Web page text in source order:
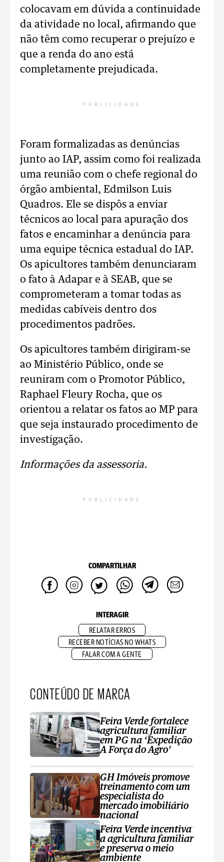
colocavam em dúvida a continuidade
da atividade no local, afirmando que
não têm como recuperar o prejuízo e
que a renda do ano está
completamente prejudicada.
PUBLICIDADE
Foram formalizadas as denúncias
junto ao IAP, assim como foi realizada
uma reunião com o chefe regional do
órgão ambiental, Edmilson Luis
Quadros. Ele se dispôs a enviar
técnicos ao local para apuração dos
fatos e encaminhar a denúncia para
uma equipe técnica estadual do IAP.
Os apicultores também denunciaram
o fato à Adapar e à SEAB, que se
comprometeram a tomar todas as
medidas cabíveis dentro dos
procedimentos padrões.
Os apicultores também dirigiram-se
ao Ministério Público, onde se
reuniram com o Promotor Público,
Raphael Fleury Rocha, que os
orientou a relatar os fatos ao MP para
que seja instaurado procedimento de
investigação.
Informações da assessoria.
PUBLICIDADE
COMPARTILHAR
INTERAGIR
RELATAR ERROS
RECEBER NOTÍCIAS NO WHATS
FALAR COM A GENTE
CONTEÚDO DE MARCA
Feira Verde fortalece
agricultura familiar
em PG na ‘Expedição
A Força do Agro’
GH Imóveis promove
treinamento com um
especialista do
mercado imobiliário
nacional
Feira Verde incentiva
a agricultura familiar
e preserva o meio
ambiente